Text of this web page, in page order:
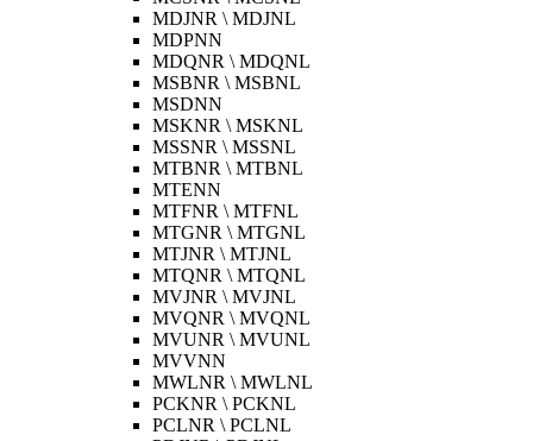
MDJNR \ MDJNL
MDPNN
MDQNR \ MDQNL
MSBNR \ MSBNL
MSDNN
MSKNR \ MSKNL
MSSNR \ MSSNL
MTBNR \ MTBNL
MTENN
MTFNR \ MTFNL
MTGNR \ MTGNL
MTJNR \ MTJNL
MTQNR \ MTQNL
MVJNR \ MVJNL
MVQNR \ MVQNL
MVUNR \ MVUNL
MVVNN
MWLNR \ MWLNL
PCKNR \ PCKNL
PCLNR \ PCLNL